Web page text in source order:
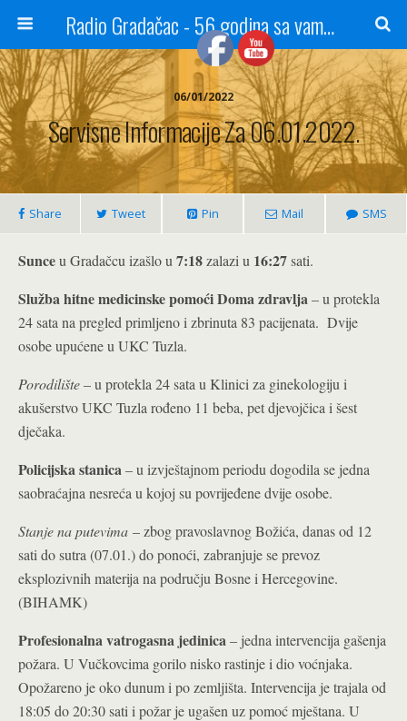
Radio Gradačac - 56 godina sa vama...
06/01/2022
Servisne Informacije Za 06.01.2022.
Share Tweet Pin Mail SMS
Sunceu Gradačcu izašlo u 7:18zalazi u 16:27sati.
Služba hitne medicinske pomoći Doma zdravlja– u protekla
24 sata na pregled primljeno i zbrinuta 83 pacijenata. Dvije
osobe upućene u UKC Tuzla.
Porodilište– u protekla 24 sata u Klinici za ginekologiju i
akušerstvo UKC Tuzla rođeno 11 beba, pet djevojčica i šest
dječaka.
Policijska stanica– u izvještajnom periodu dogodila se jedna
saobraćajna nesreća u kojoj su povrijeđene dvije osobe.
Stanje na putevima – zbog pravoslavnog Božića, danas od 12
sati do sutra (07.01.) do ponoći, zabranjuje se prevoz
eksplozivnih materija na području Bosne i Hercegovine.
(BIHAMK)
Profesionalna vatrogasna jedinica– jedna intervencija gašenja
požara. U Vučkovcima gorilo nisko rastinje i dio voćnjaka.
Opožareno je oko dunum i po zemljišta. Intervencija je trajala od
18:05 do 20:30 sati i požar je ugašen uz pomoć mještana. U